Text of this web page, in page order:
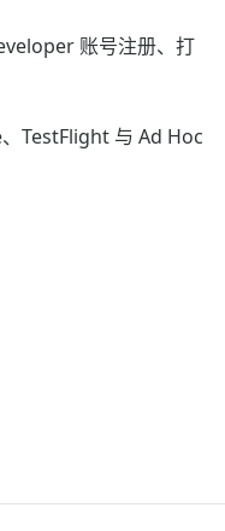
账号注册、打
TestFlight 与 Ad Hoc